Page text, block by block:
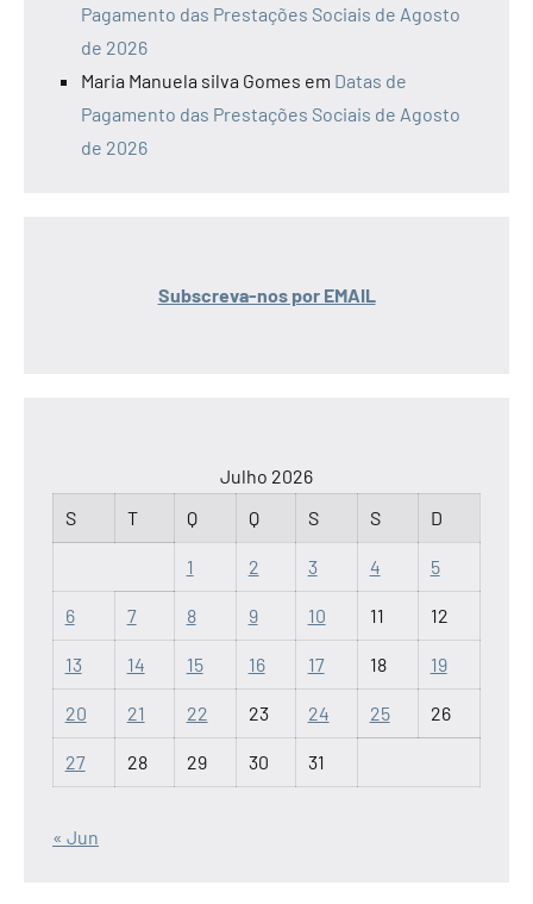
Pagamento das Prestações Sociais de Agosto
de 2026
Maria Manuela silva Gomes em Datas de
Pagamento das Prestações Sociais de Agosto
de 2026
Subscreva-nos por EMAIL
Julho 2026
S
T Q Q S S D
1 2 3 4 5
6 7 8 9 10 11 12
13 14 15 16 17 18 19
20 21 22 23 24 25 26
27 28 29 30 31
« Jun